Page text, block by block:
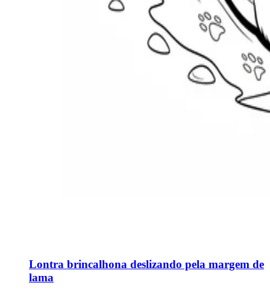
Lontra brincalhona deslizando pela margem de
lama